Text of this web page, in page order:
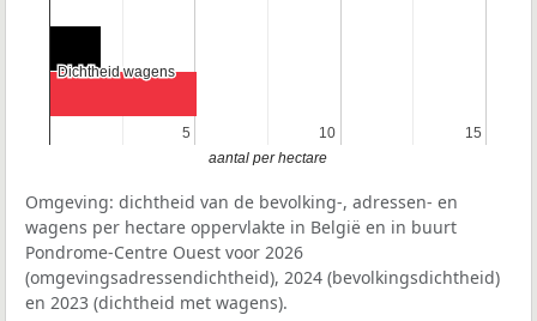
5
5 10
10 15
15
Dichtheid wagens
Dichtheid wagens
aantal per hectare
Omgeving: dichtheid van de bevolking-, adressen- en
wagens per hectare oppervlakte in België en in buurt
Pondrome-Centre Ouest voor 2026
(omgevingsadressendichtheid), 2024 (bevolkingsdichtheid)
en 2023 (dichtheid met wagens).